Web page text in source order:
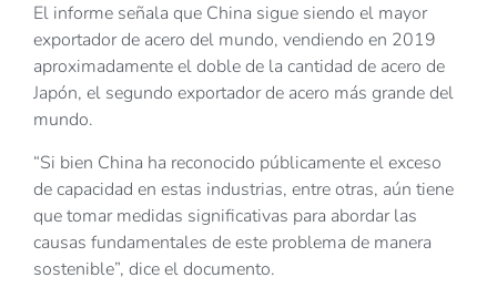
El informe señala que China sigue siendo el mayor
exportador de acero del mundo, vendiendo en 2019
aproximadamente el doble de la cantidad de acero de
Japón, el segundo exportador de acero más grande del
mundo.
“Si bien China ha reconocido públicamente el exceso
de capacidad en estas industrias, entre otras, aún tiene
que tomar medidas significativas para abordar las
causas fundamentales de este problema de manera
sostenible”, dice el documento.